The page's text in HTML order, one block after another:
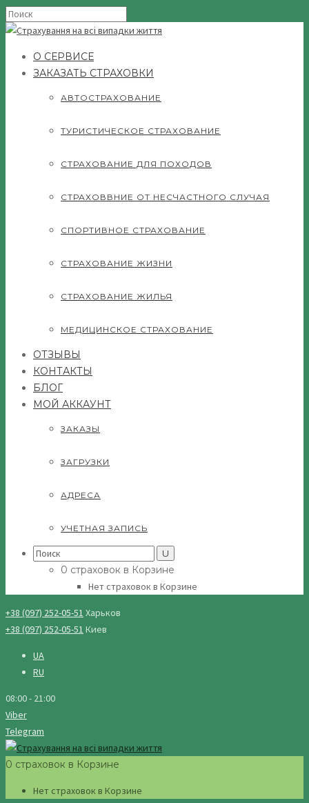
О СЕРВИСЕ
ЗАКАЗАТЬ СТРАХОВКИ
АВТОСТРАХОВАНИЕ
ТУРИСТИЧЕСКОЕ СТРАХОВАНИЕ
СТРАХОВАНИЕ ДЛЯ ПОХОДОВ
СТРАХОВВНИЕ ОТ НЕСЧАСТНОГО СЛУЧАЯ
СПОРТИВНОЕ СТРАХОВАНИЕ
СТРАХОВАНИЕ ЖИЗНИ
СТРАХОВАНИЕ ЖИЛЬЯ
МЕДИЦИНСКОЕ СТРАХОВАНИЕ
ОТЗЫВЫ
КОНТАКТЫ
БЛОГ
МОЙ АККАУНТ
ЗАКАЗЫ
ЗАГРУЗКИ
АДРЕСА
УЧЕТНАЯ ЗАПИСЬ
Search
0 страховок в Корзине
Нет страховок в Корзине
+38 (097) 252-05-51 Харьков
+38 (097) 252-05-51 Киев
UA
RU
08:00 - 21:00
Viber
Telegram
0 страховок в Корзине
Нет страховок в Корзине